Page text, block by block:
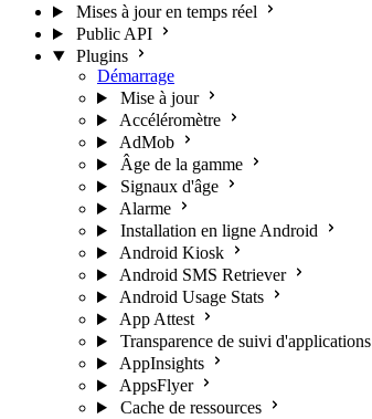
Mises à jour en temps réel
Public API
Plugins
Démarrage
Mise à jour
Accéléromètre
AdMob
Âge de la gamme
Signaux d'âge
Alarme
Installation en ligne Android
Android Kiosk
Android SMS Retriever
Android Usage Stats
App Attest
Transparence de suivi d'applications
AppInsights
AppsFlyer
Cache de ressources